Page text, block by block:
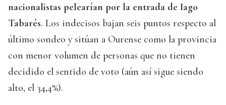
nacionalistas pelearían por la entrada de Iago
Tabarés. Los indecisos bajan seis puntos respecto al
último sondeo y sitúan a Ourense como la provincia
con menor volumen de personas que no tienen
decidido el sentido de voto (aún así sigue siendo
alto, el 34,4%).